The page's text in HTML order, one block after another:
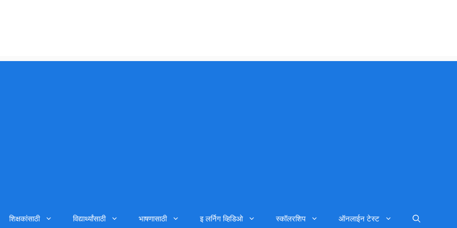
शिक्षकांसाठी विद्यार्थ्यांसाठी भाषणासाठी इ लर्निग व्हिडिओ स्कॉलरशिप ऑनलाईन टेस्ट